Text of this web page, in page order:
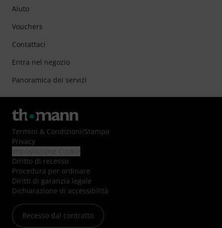
Aiuto
Vouchers
Contattaci
Entra nel negozio
Panoramica dei servizi
Termini & Condizioni/Stampa
Privacy
Diritto di recesso
Procedura per ordinare
Diritti di garanzia legale
Dichiarazione di accessibilità
Recesso dal contratto